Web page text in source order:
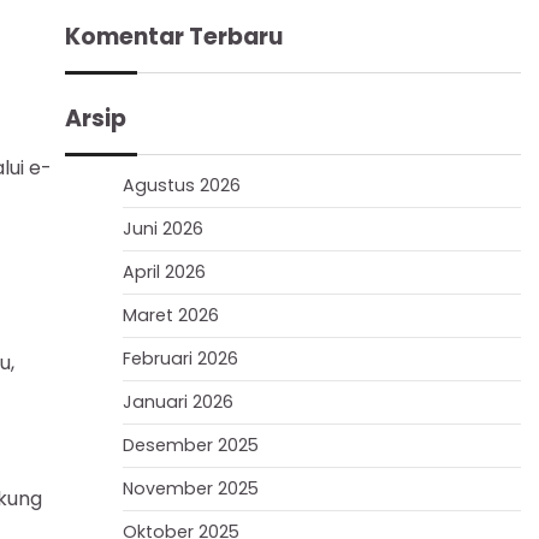
e-
Komentar Terbaru
Arsip
Agustus 2026
Juni 2026
April 2026
Maret 2026
Februari 2026
Januari 2026
Desember 2025
November 2025
Oktober 2025